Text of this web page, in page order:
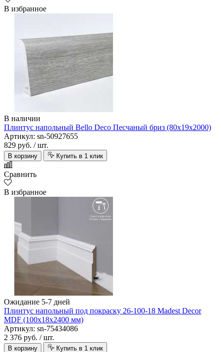
В избранное
В наличии
Плинтус напольный Bello Deco Песчаный бриз (80х19х2000)
Артикул: sn-50927655
829 руб. / шт.
В корзину Купить в 1 клик
Сравнить
В избранное
Ожидание 5-7 дней
Плинтус напольный под покраску 26-100-18 Madest Decor
MDF (100х18х2400 мм)
Артикул: sn-75434086
2 376 руб. / шт.
В корзину Купить в 1 клик